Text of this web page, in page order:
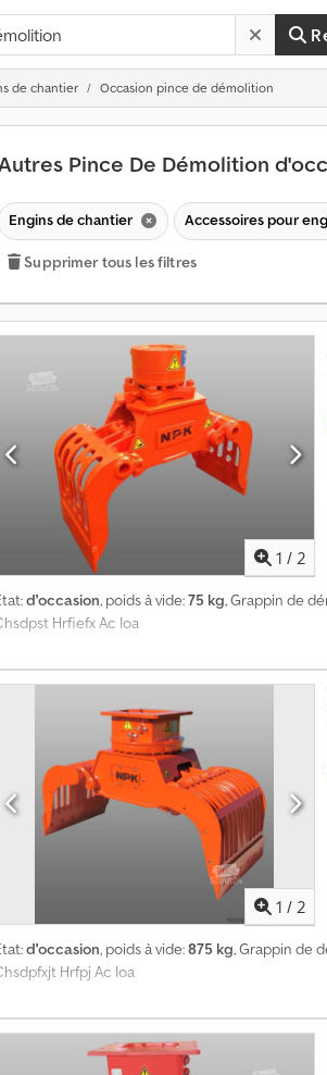
de chantier Occasion pince de démolition
Pince De Démolition
Engins de chantier Accessoires pour
Supprimer tous les filtres
1 / 2
d'occasion, poids à vide:75 kg, Grappin de
Hrfiefx Ac Ioa
1 / 2
d'occasion, poids à vide:875 kg, Grappin de
Hrfpj Ac Ioa